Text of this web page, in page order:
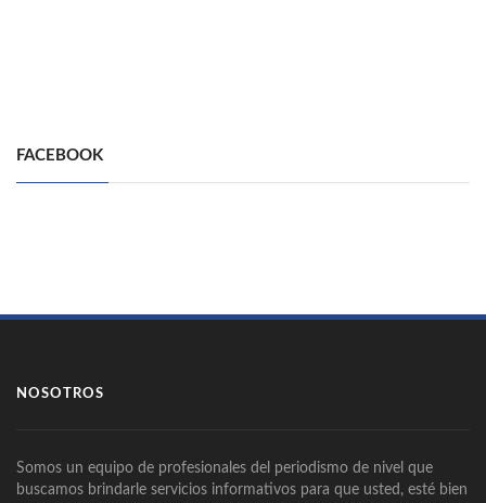
FACEBOOK
NOSOTROS
Somos un equipo de profesionales del periodismo de nivel que
buscamos brindarle servicios informativos para que usted, esté bien